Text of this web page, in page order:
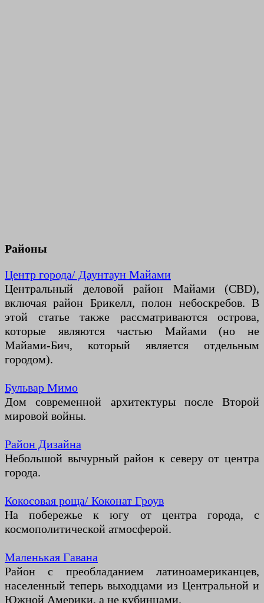
Районы
Центр города/ Даунтаун Майами
Центральный деловой район Майами (CBD),
включая район Брикелл, полон небоскребов. В
этой статье также рассматриваются острова,
которые являются частью Майами (но не
Майами-Бич, который является отдельным
городом).
Бульвар Мимо
Дом современной архитектуры после Второй
мировой войны.
Район Дизайна
Небольшой вычурный район к северу от центра
города.
Кокосовая роща/ Коконат Гроув
На побережье к югу от центра города, с
космополитической атмосферой.
Маленькая Гавана
Район с преобладанием латиноамериканцев,
населенный теперь выходцами из Центральной и
Южной Америки, а не кубинцами.